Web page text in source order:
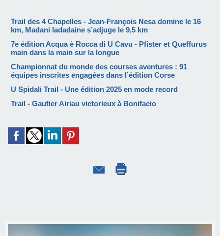
​Trail des 4 Chapelles - Jean-François Nesa domine le 16
km, Madani Iadadaine s’adjuge le 9,5 km
7e édition Acqua è Rocca di U Cavu - Pfister et Queffurus
main dans la main sur la longue
Championnat du monde des courses aventures : 91
équipes inscrites engagées dans l’édition Corse
U Spidali Trail - Une édition 2025 en mode record
Trail - Gautier Airiau victorieux à Bonifacio